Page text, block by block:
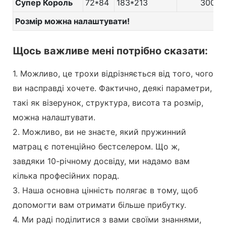
Супер Король
72*84 183*213
300
Розмір можна налаштувати!
Щось важливе мені потрібно сказати:
1. Можливо, це трохи відрізняється від того, чого
ви насправді хочете. Фактично, деякі параметри,
такі як візерунок, структура, висота та розмір,
можна налаштувати.
2. Можливо, ви не знаєте, який пружинний
матрац є потенційно бестселером. Що ж,
завдяки 10-річному досвіду, ми надамо вам
кілька професійних порад.
3. Наша основна цінність полягає в тому, щоб
допомогти вам отримати більше прибутку.
4. Ми раді поділитися з вами своїми знаннями,